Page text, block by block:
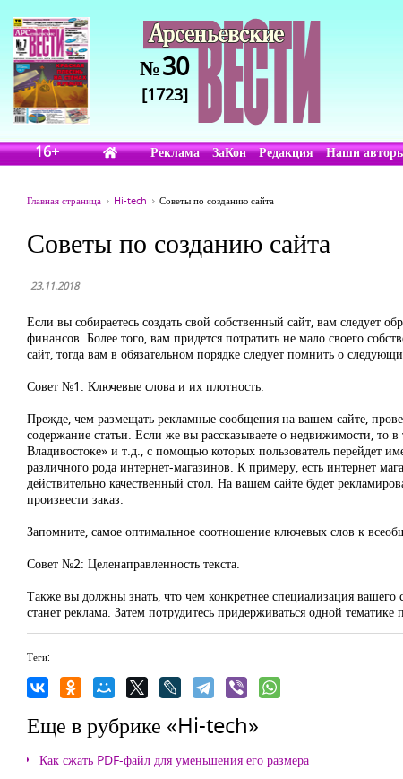
№30
[1723]
16+ Реклама ЗаКон Редакция Наши
Главная страница Hi-tech Советы по созданию сайта
Советы по созданию сайта
23.11.2018
Если вы собираетесь создать свой собственный сайт, вам следует
финансов. Более того, вам придется потратить не мало своего
сайт, тогда вам в обязательном порядке следует помнить о
Совет №1: Ключевые слова и их плотность.
Прежде, чем размещать рекламные сообщения на вашем сайте,
содержание статьи. Если же вы рассказываете о недвижимости,
Владивостоке» и т.д., с помощью которых пользователь перейдет
различного рода интернет-магазинов. К примеру, есть интернет
действительно качественный стол. На вашем сайте будет
произвести заказ.
Запомните, самое оптимальное соотношение ключевых слов к
Совет №2: Целенаправленность текста.
Также вы должны знать, что чем конкретнее специализация
станет реклама. Затем потрудитесь придерживаться одной
Теги:
Еще в рубрике «Hi-tech»
Как сжать PDF-файл для уменьшения его размера